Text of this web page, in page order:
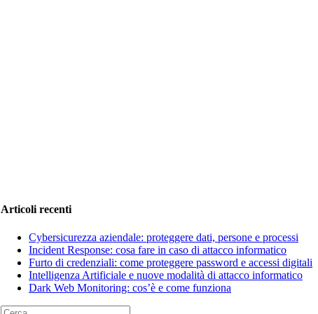
Articoli recenti
Cybersicurezza aziendale: proteggere dati, persone e processi
Incident Response: cosa fare in caso di attacco informatico
Furto di credenziali: come proteggere password e accessi digitali
Intelligenza Artificiale e nuove modalità di attacco informatico
Dark Web Monitoring: cos’è e come funziona
Cerca